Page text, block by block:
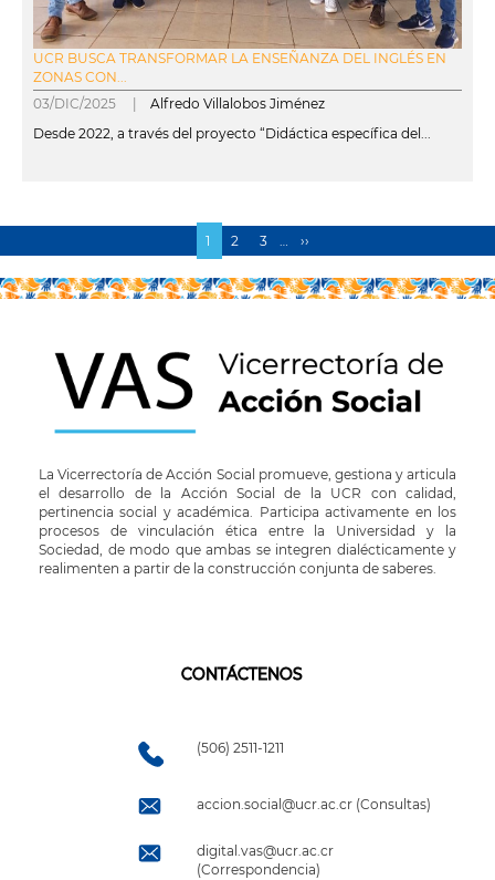
UCR BUSCA TRANSFORMAR LA ENSEÑANZA DEL INGLÉS EN
ZONAS CON...
03/DIC/2025 | Alfredo Villalobos Jiménez
Desde 2022, a través del proyecto “Didáctica específica del...
Página
actual
1 Page
2 Page
3
Siguiente
página
››
La Vicerrectoría de Acción Social promueve, gestiona y articula
el desarrollo de la Acción Social de la UCR con calidad,
pertinencia social y académica. Participa activamente en los
procesos de vinculación ética entre la Universidad y la
Sociedad, de modo que ambas se integren dialécticamente y
realimenten a partir de la construcción conjunta de saberes.
CONTÁCTENOS
(506) 2511-1211
accion.social@ucr.ac.cr (Consultas)
digital.vas@ucr.ac.cr
(Correspondencia)